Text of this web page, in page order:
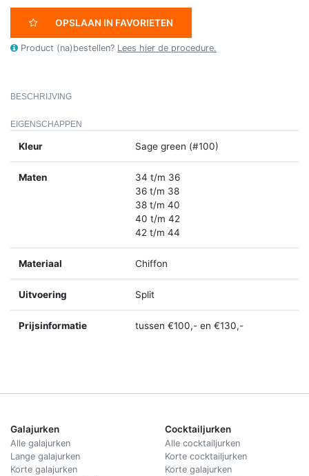
OPSLAAN IN FAVORIETEN
Product (na)bestellen? Lees hier de procedure.
BESCHRIJVING
EIGENSCHAPPEN
Kleur Sage green (#100)
Maten
34 t/m 36
36 t/m 38
38 t/m 40
40 t/m 42
42 t/m 44
Materiaal Chiffon
Uitvoering Split
Prijsinformatie tussen €100,- en €130,-
Galajurken
Alle galajurken
Lange galajurken
Korte galajurken
Cocktailjurken
Alle cocktailjurken
Korte cocktailjurken
Korte galajurken